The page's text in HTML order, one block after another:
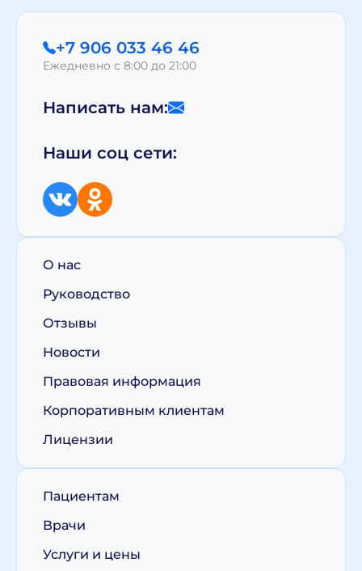
+7 906 033 46 46
Ежедневно с 8:00 до 21:00
Написать нам:
Наши соц сети:
О нас
Руководство
Отзывы
Новости
Правовая информация
Корпоративным клиентам
Лицензии
Пациентам
Врачи
Услуги и цены